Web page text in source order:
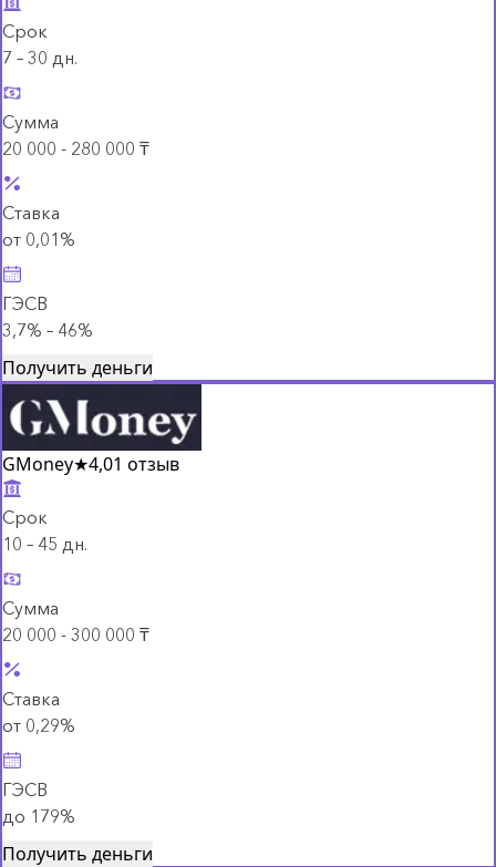
Срок
7 – 30 дн.
Сумма
20 000 - 280 000 ₸
Ставка
от 0,01%
ГЭСВ
3,7% – 46%
Получить деньги
GMoney★4,01 отзыв
Срок
10 – 45 дн.
Сумма
20 000 - 300 000 ₸
Ставка
от 0,29%
ГЭСВ
до 179%
Получить деньги